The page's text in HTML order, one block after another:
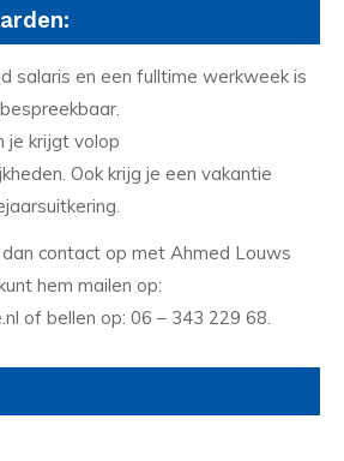
salaris en een fulltime werkweek is
je krijgt volop
Ook krijg je een vakantie
contact op met Ahmed Louws
hem mailen op:
of bellen op: 06 – 343 229 68.